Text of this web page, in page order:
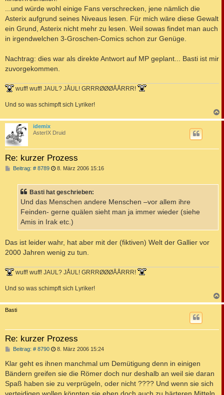
g
...und würde wohl einige Fans verschrecken, jene nämlich die
Asterix aufgrund seines Niveaus lesen. Für mich wäre diese Gewalt
ein Grund, Asterix nicht mehr zu lesen. Weil sowas findet man auch
in irgendwelchen 3-Groschen-Comics schon zur Genüge.
Nachtrag: dies war als direkte Antwort auf MP geplant... Basti ist mir
zuvorgekommen.
wuff! wuff! JAUL? JÅUL! GRRRØØØÅÅRRR!
Und so was schimpft sich Lyriker!
a
idemix
AsterIX Druid
Re: kurzer Prozess
Beitrag: # 8789B
r
a
8. März 2006 15:16
Basti hat geschrieben:
Und das Menschen andere Menschen –vor allem ihre
Feinden- gerne quälen sieht man ja immer wieder (siehe
Amis in Irak etc.)
Das ist leider wahr, hat aber mit der (fiktiven) Welt der Gallier vor
2000 Jahren wenig zu tun.
wuff! wuff! JAUL? JÅUL! GRRRØØØÅÅRRR!
Und so was schimpft sich Lyriker!
a
Basti
Re: kurzer Prozess
Beitrag: # 8790B
i
r
a
g
8. März 2006 15:24
Klar geht es ihnen manchmal um Demütigung denn in einigen
Bändern greifen sie die Römer doch nur deshalb an weil sie daran
Spaß haben sie zu verprügeln, oder nicht ???? Und wenn sie sich